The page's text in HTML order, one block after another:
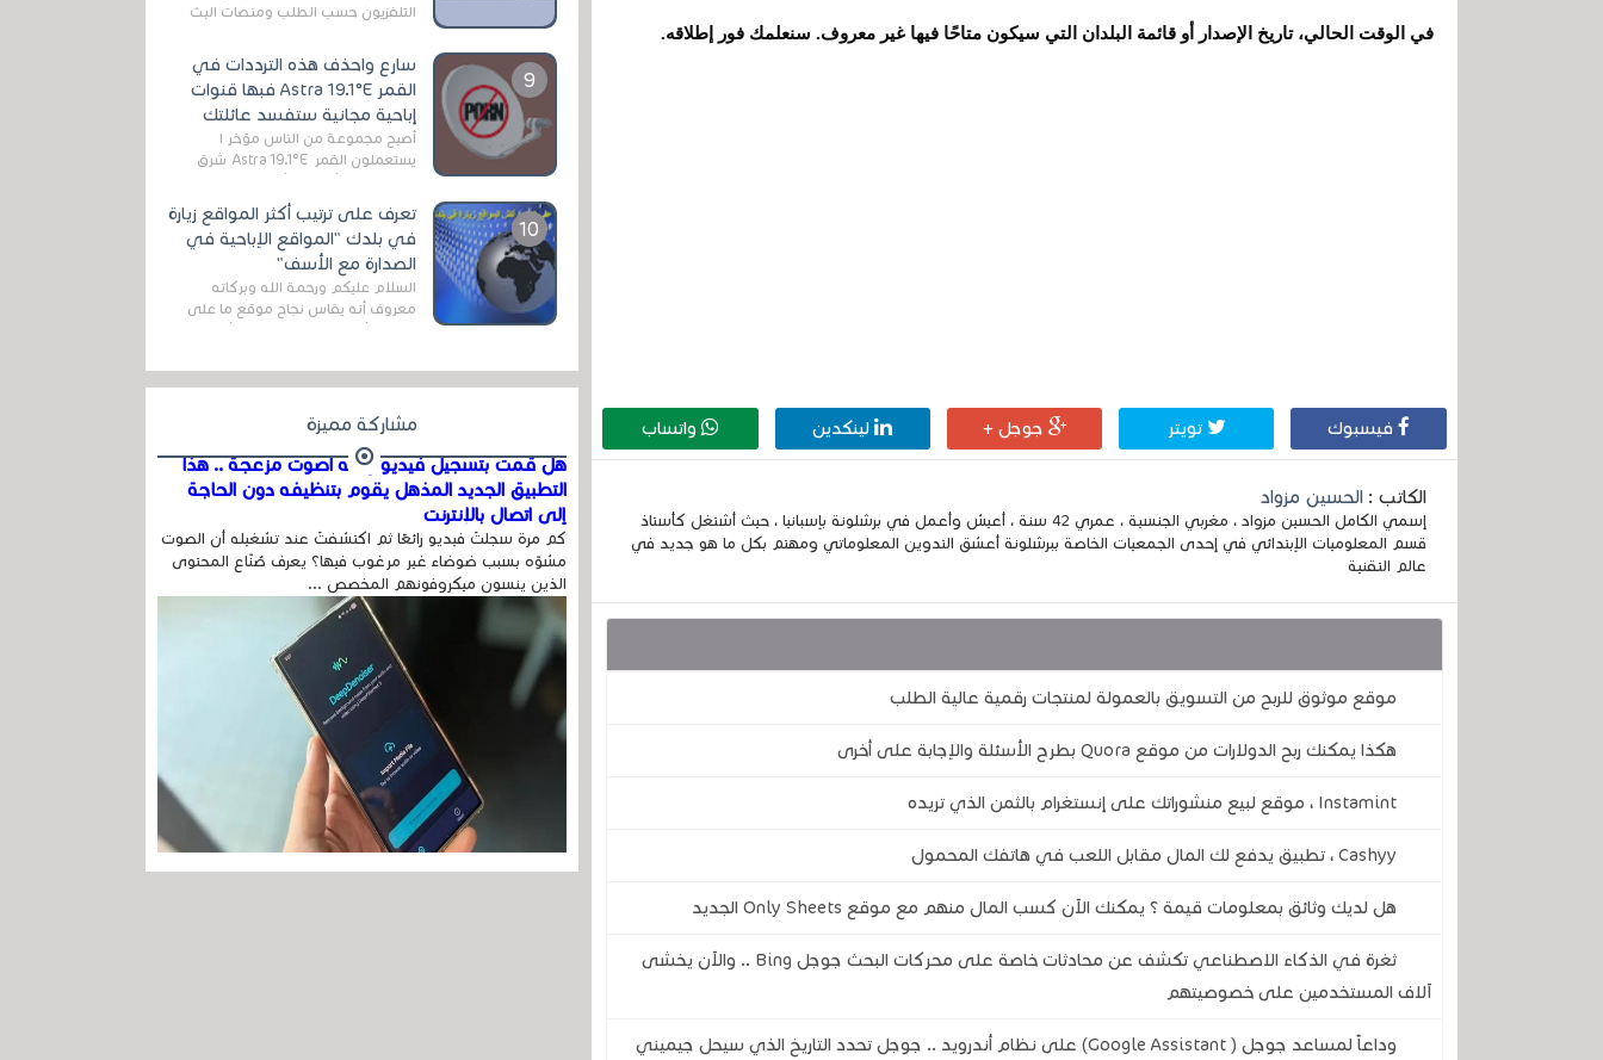
في الوقت الحالي، تاريخ الإصدار أو قائمة البلدان التي سيكون متاحًا فيها غير معروف. سنعلمك فور إطلاقه.
فيسبوك تويتر جوجل + لينكدين واتساب
الكاتب : الحسين مزواد
إسمي الكامل الحسين مزواد ، مغربي الجنسية ، عمري 42 سنة ، أعيش وأعمل في برشلونة بإسبانيا ، حيث أشتغل كأستاذ
قسم المعلوميات الإبتدائي في إحدى الجمعيات الخاصة ببرشلونة أعشق التدوين المعلوماتي ومهتم بكل ما هو جديد في
عالم التقنية
موقع موثوق للربح من التسويق بالعمولة لمنتجات رقمية عالية الطلب
هكذا يمكنك ربح الدولارات من موقع Quora بطرح الأسئلة والإجابة على أخرى
Instamint ، موقع لبيع منشوراتك على إنستغرام بالثمن الذي تريده
Cashyy ، تطبيق يدفع لك المال مقابل اللعب في هاتفك المحمول
هل لديك وثائق بمعلومات قيمة ؟ يمكنك الآن كسب المال منهم مع موقع Only Sheets الجديد
ثغرة في الذكاء الاصطناعي تكشف عن محادثات خاصة على محركات البحث جوجل Bing .. والآن يخشى
آلاف المستخدمين على خصوصيتهم
وداعاً لمساعد جوجل ( Google Assistant) على نظام أندرويد .. جوجل تحدد التاريخ الذي سيحل جيميني
التلفزيون حسب الطلب ومنصات البث
سارع واحذف هذه الترددات في
القمر Astra 19.1°E فبها قنوات
إباحية مجانية ستفسد عائلتك
أصبح مجموعة من الناس مؤخر ا
يستعملون القمر Astra 19.1°E شرق
قنوات مميزة جدا تنقل العديد من البرامج
اله...
تعرف على ترتيب أكثر المواقع زيارة
في بلدك "المواقع الإباحية في
الصدارة مع الأسف"
السلام عليكم ورحمة الله وبركاته
معروف أنه يقاس نجاح موقع ما على
في...
مشاركة مميزة
هل قمت بتسجيل فيديو وفيه أصوت مزعجة .. هذا
التطبيق الجديد المذهل يقوم بتنظيفه دون الحاجة
إلى اتصال بالإنترنت
كم مرة سجلتَ فيديو رائعًا ثم اكتشفتَ عند تشغيله أن الصوت
مشوّه بسبب ضوضاء غير مرغوب فيها؟ يعرف صُنّاع المحتوى
الذين ينسون ميكروفونهم المخصص ...